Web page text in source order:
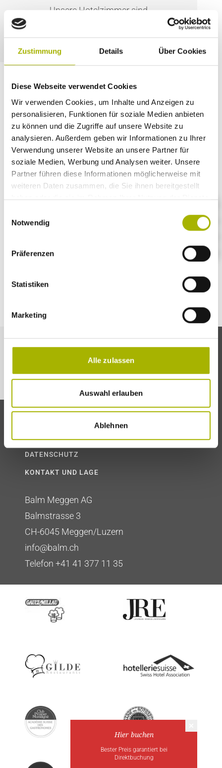
Zustimmung Details Über Cookies
Diese Webseite verwendet Cookies
Wir verwenden Cookies, um Inhalte und Anzeigen zu
personalisieren, Funktionen für soziale Medien anbieten
zu können und die Zugriffe auf unsere Website zu
analysieren. Außerdem geben wir Informationen zu Ihrer
Verwendung unserer Website an unsere Partner für
soziale Medien, Werbung und Analysen weiter. Unsere
Partner führen diese Informationen möglicherweise mit
weiteren Daten zusammen, die Sie ihnen bereitgestellt
haben oder die sie im Rahmen Ihrer Nutzung der Dienste
Notwendig
Präferenzen
Statistiken
Marketing
Alle zulassen
Auswahl erlauben
Ablehnen
Hier buchen
Bester Preis garantiert bei
Direktbuchung
Unsere Hotelzimmer sind
Speisen & Getränke
Bankett Menü Sommer 2026
PDF / 100 KB
Bankett Menü Herbst 2025
PDF / 111 KB
Banquet Menu Spring 2026
Menuvorschläge ab 8 Personen
PDF / 202 KB
PDF / 407 KB
DATENSCHUTZ
KONTAKT UND LAGE
Balm Meggen AG
Balmstrasse 3
CH-6045 Meggen/Luzern
info@balm.ch
Telefon +41 41 377 11 35